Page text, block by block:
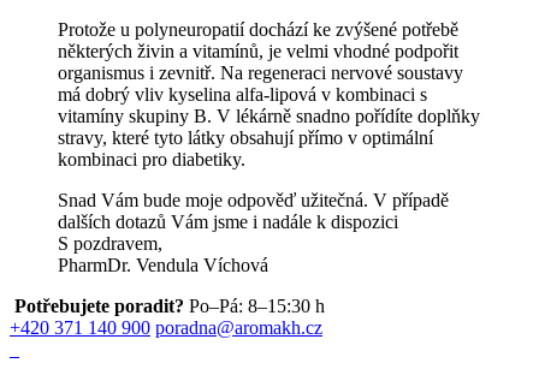
Protože u polyneuropatií dochází ke zvýšené potřebě
některých živin a vitamínů, je velmi vhodné podpořit
organismus i zevnitř. Na regeneraci nervové soustavy
má dobrý vliv kyselina alfa-lipová v kombinaci s
vitamíny skupiny B. V lékárně snadno pořídíte doplňky
stravy, které tyto látky obsahují přímo v optimální
kombinaci pro diabetiky.
Snad Vám bude moje odpověď užitečná. V případě
dalších dotazů Vám jsme i nadále k dispozici
S pozdravem,
PharmDr. Vendula Víchová
Potřebujete poradit? Po–Pá: 8–15:30 h
+420 371 140 900 poradna@aromakh.cz